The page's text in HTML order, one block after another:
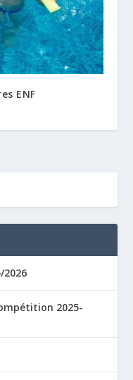
ENF
2026
2025-